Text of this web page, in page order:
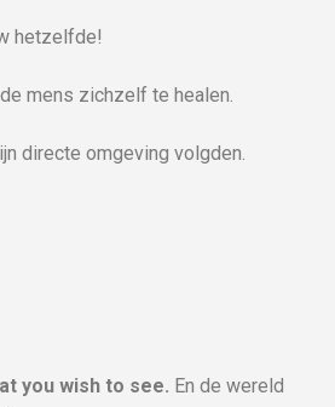
hetzelfde!
mens zichzelf te healen.
directe omgeving volgden.
you wish to see. En de wereld